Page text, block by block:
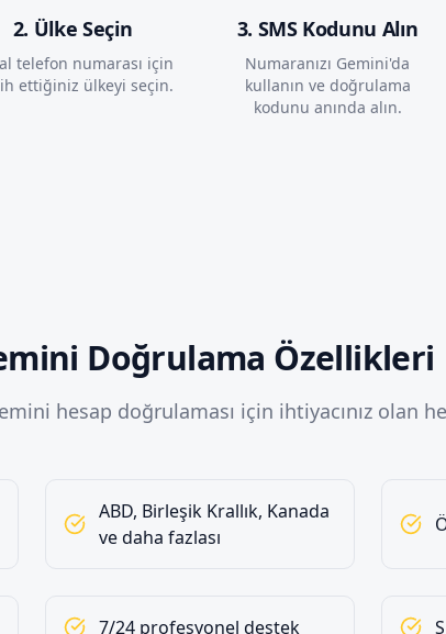
2. Ülke Seçin
telefon numarası için
ettiğiniz ülkeyi seçin.
3. SMS Kodunu Alın
Numaranızı Gemini'da
kullanın ve doğrulama
kodunu anında alın.
Doğrulama Özellikleri
hesap doğrulaması için ihtiyacınız olan
ABD, Birleşik Krallık, Kanada
ve daha fazlası
7/24 profesyonel destek